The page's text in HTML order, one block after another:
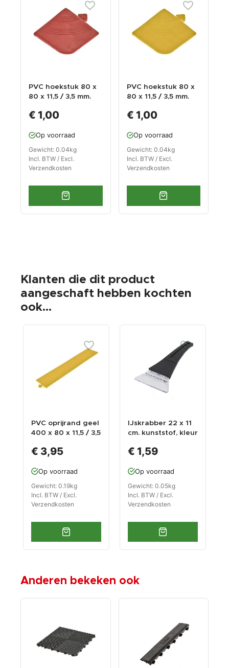
PVC hoekstuk 80 x
80 x 11,5 / 3,5 mm.
kleur rood
€ 1,00
Op voorraad
Gewicht: 0.04kg
Incl. BTW / Excl.
Verzendkosten
PVC hoekstuk 80 x
80 x 11,5 / 3,5 mm.
kleur geel
€ 1,00
Op voorraad
Gewicht: 0.04kg
Incl. BTW / Excl.
Verzendkosten
Klanten die dit product
aangeschaft hebben kochten
ook...
PVC oprijrand geel
400 x 80 x 11,5 / 3,5
1815 typ 2
€ 3,95
Op voorraad
Gewicht: 0.19kg
Incl. BTW / Excl.
Verzendkosten
IJskrabber 22 x 11
cm. kunststof, kleur
€ 1,59
Op voorraad
Gewicht: 0.05kg
Incl. BTW / Excl.
Verzendkosten
Anderen bekeken ook